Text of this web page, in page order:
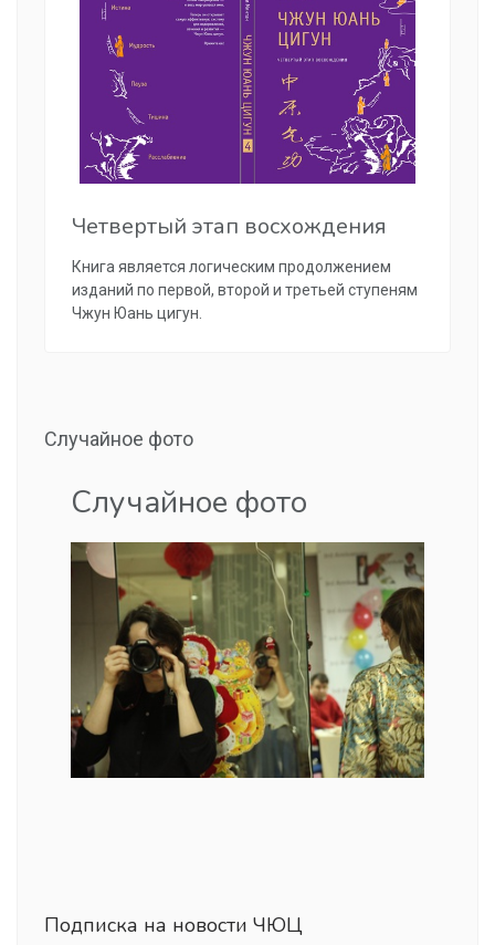
Четвертый этап восхождения
Книга является логическим продолжением
изданий по первой, второй и третьей ступеням
Чжун Юань цигун.
Случайное фото
Случайное фото
Подписка на новости ЧЮЦ